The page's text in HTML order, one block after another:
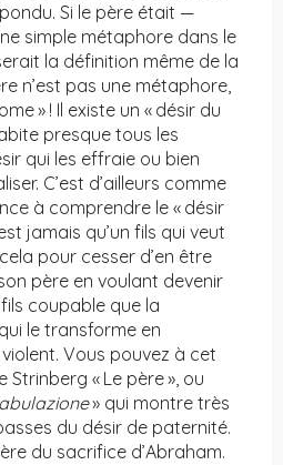
Si le père était —
simple métaphore dans le
la définition même de la
n’est pas une métaphore,
» ! Il existe un « désir du
presque tous les
qui les effraie ou bien
C’est d’ailleurs comme
à comprendre le « désir
jamais qu’un fils qui veut
pour cesser d’en être
père en voulant devenir
coupable que la
le transforme en
Vous pouvez à cet
« Le père », ou
» qui montre très
du désir de paternité.
du sacrifice d’Abraham.